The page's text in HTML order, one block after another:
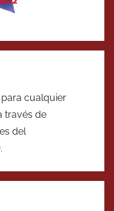
cualquier
través de
del
.